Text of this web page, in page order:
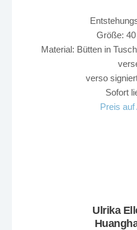
Größe:
Material: Bütten in
verso
Sofort
Preis auf
Ulrika